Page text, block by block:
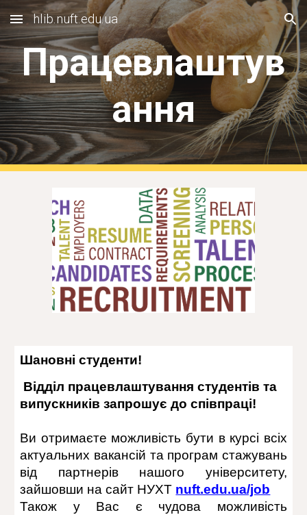
Skip to main content Skip to navigation
hlib.nuft.edu.ua
Працевлаштув
ання
Шановні студенти!
Відділ працевлаштування студентів та
випускників запрошує до співпраці!
Ви отримаєте можливість бути в курсі всіх
актуальних вакансій та програм стажувань
від партнерів нашого університету,
зайшовши на сайт НУХТ nuft.edu.ua/job
Також у Вас є чудова можливість